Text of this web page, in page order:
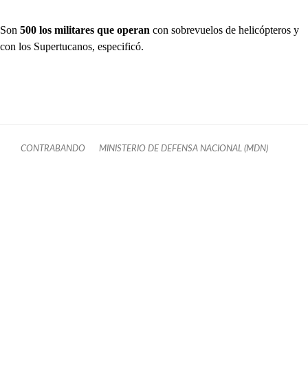
Son 500 los militares que operan con sobrevuelos de helicópteros y
con los Supertucanos, especificó.
CONTRABANDO MINISTERIO DE DEFENSA NACIONAL (MDN)